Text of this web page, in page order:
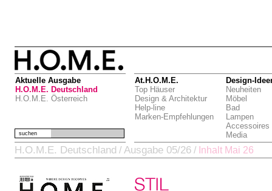
Aktuelle Ausgabe
H.O.M.E. Deutschland
H.O.M.E. Österreich
At.H.O.M.E.
Top Häuser
Design & Architektur
Help-line
Marken-Empfehlungen
Design-
Neuheiten
Möbel
Bad
Lampen
Accessoires
Media
suchen
H.O.M.E. Deutschland / Ausgabe 05/26 / Inhalt Mai 26